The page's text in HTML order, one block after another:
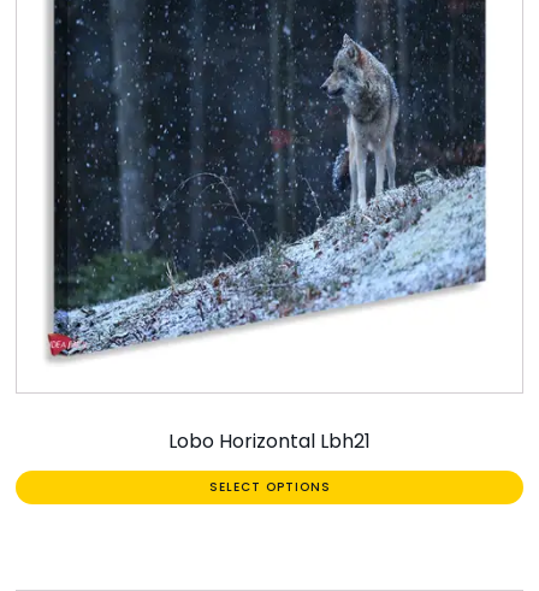
Lobo Horizontal Lbh21
SELECT OPTIONS